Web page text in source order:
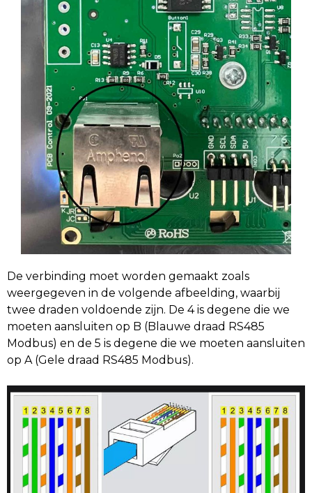
De verbinding moet worden gemaakt zoals
weergegeven in de volgende afbeelding, waarbij
twee draden voldoende zijn. De 4 is degene die we
moeten aansluiten op B (Blauwe draad RS485
Modbus) en de 5 is degene die we moeten aansluiten
op A (Gele draad RS485 Modbus).